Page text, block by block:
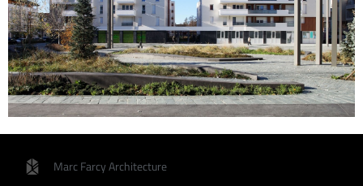
Marc Farcy Architecture